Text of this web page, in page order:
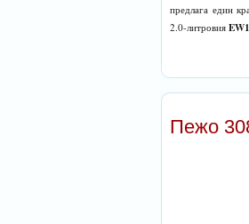
предлага един
2.0-литровия
Пежо